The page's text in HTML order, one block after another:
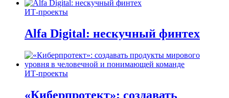
ИТ-проекты
Alfa Digital: нескучный финтех
ИТ-проекты
«Киберпротект»: создавать